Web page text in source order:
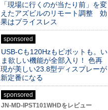
「現場に行くのが当たり前」を変
えたアズビルのリモート調整 効
果はプライスレス
sponsored
USB-Cも120Hzもピボットも。い
ま欲しい機能が全部入り！ 色再
現が美しい23.8型ディスプレーが
新定番になる
sponsored
JN-MD-IPST101WHDをレビュー